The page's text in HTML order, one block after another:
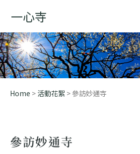
一心寺
Home > 活動花絮 > 參訪妙通寺
參訪妙通寺